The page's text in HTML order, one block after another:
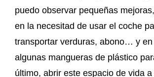
puedo observar pequeñas
en la necesitad de usar el coche
transportar verduras, abono… y
algunas mangueras de plástico
último, abrir este espacio de vida